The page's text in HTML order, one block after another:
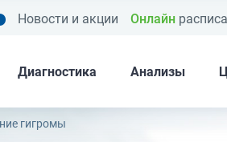
Новости и акции Онлайн
Диагностика Анализы
гигромы